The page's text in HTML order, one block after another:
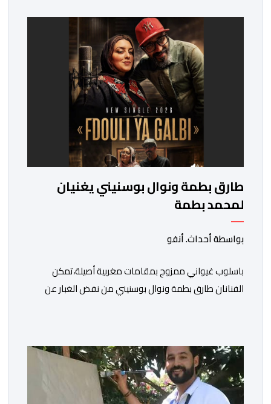
مرور عشرين عاماً على انطلاق الجائزة، وتشهد للمرة الأولى
استحداث فئة “الابتكار والذكاء الاصطناعي في التعليم”، إلى
طارق بطمة ونوال بوسنيني يغنيان
لمحمد بطمة
بواسطة أحداث. أنفو
باسلوب غيواني ممزوج بمقامات مغربية أصيلة،تمكن
الفنانان طارق بطمة ونوال بوسنيني من نفض الغبار عن
ياقلبي” ،قام بتوزيعها اسامة باهي،باسلوب سلس وبسيط،
متحكما في الجمل الموسيقية والانتقالات الجميلة..استطاع
الفنانان طارق بطمة ونوال بوسنيني أن يعطيا روحا فريدة
لهذه الاغنية,بفضل أدا […]